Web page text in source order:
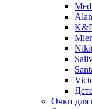
Очки для